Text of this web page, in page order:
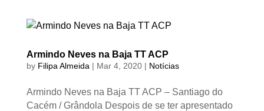
Armindo Neves na Baja TT ACP
by Filipa Almeida | Mar 4, 2020| Notícias
Armindo Neves na Baja TT ACP – Santiago do
Cacém / Grândola Despois de se ter apresentado